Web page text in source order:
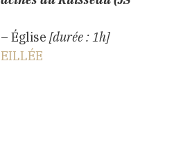
Église [durée : 1h]